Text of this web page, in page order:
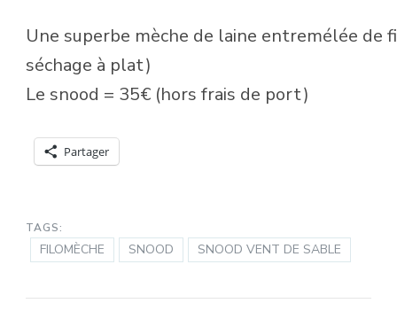
Une superbe mèche de laine entremélée de
séchage à plat)
Le snood = 35€ (hors frais de port)
Partager
TAGS:
FILOMÈCHE SNOOD SNOOD VENT DE SABLE